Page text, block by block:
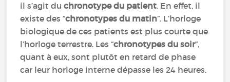
il s’agit duchronotype du patient. En effet, il
existe des “chronotypes du matin”. L’horloge
biologique de ces patients est plus courte que
l’horloge terrestre. Les “chronotypes du soir”,
quant à eux, sont plutôt en retard de phase
car leur horloge interne dépasse les 24 heures.